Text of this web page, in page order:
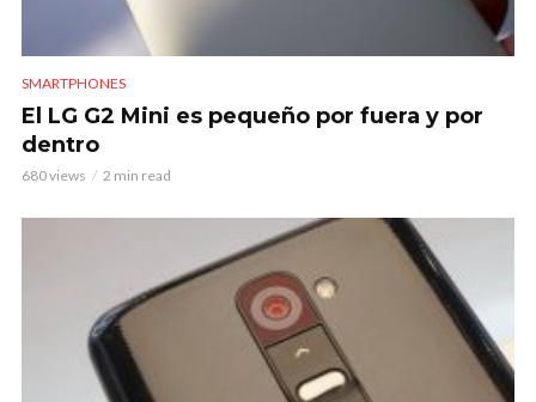
SMARTPHONES
El LG G2 Mini es pequeño por fuera y por
dentro
680 views 2 min read